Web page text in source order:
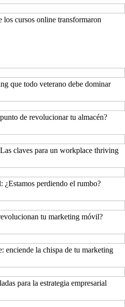
los cursos online transformaron
que todo veterano debe dominar
de revolucionar tu almacén?
claves para un workplace thriving
¿Estamos perdiendo el rumbo?
tu marketing móvil?
enciende la chispa de tu marketing
para la estrategia empresarial